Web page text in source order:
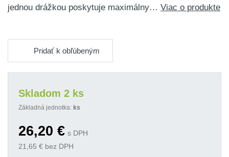
jednou drážkou poskytuje maximálny… Viac o produkte
Pridať k obľúbeným
Skladom 2 ks
Základná jednotka: ks
26,20 € s DPH
21,65 € bez DPH